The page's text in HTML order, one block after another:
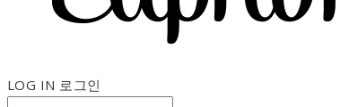
LOG IN 로그인